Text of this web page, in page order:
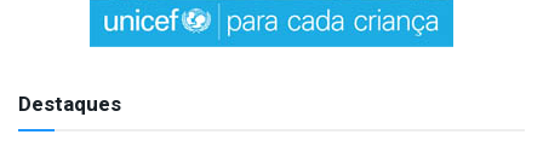
Destaques